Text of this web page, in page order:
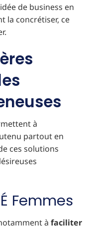
de business en
la concrétiser, ce
à
partout en
ces solutions
Femmes
à faciliter